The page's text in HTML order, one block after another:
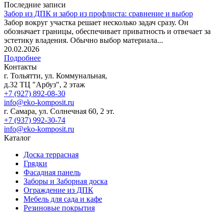
Последние записи
Забор из ДПК и забор из профлиста: сравнение и выбор
Забор вокруг участка решает несколько задач сразу. Он
обозначает границы, обеспечивает приватность и отвечает за
эстетику владения. Обычно выбор материала...
20.02.2026
Подробнее
Контакты
г. Тольятти, ул. Коммунальная,
д.32 ТЦ "Арбуз", 2 этаж
+7 (927) 892-08-30
info@eko-komposit.ru
г. Самара, ул. Солнечная 60, 2 эт.
+7 (937) 992-30-74
info@eko-komposit.ru
Каталог
Доска террасная
Грядки
Фасадная панель
Заборы и Заборная доска
Ограждение из ДПК
Мебель для сада и кафе
Резиновые покрытия